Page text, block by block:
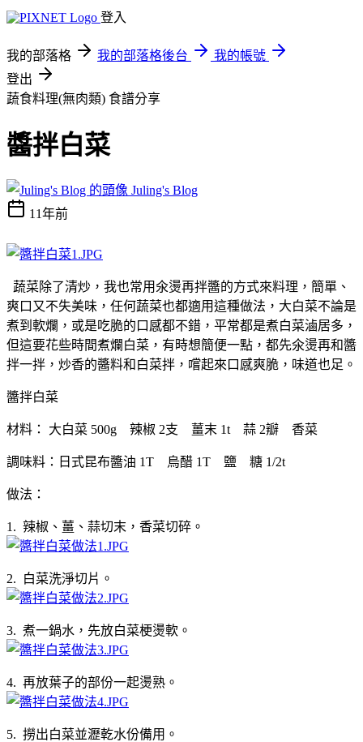
登入
我的部落格 我的部落格後台
我的帳號
登出
蔬食料理(無肉類) 食譜分享
醬拌白菜
Juling's Blog
11年前
蔬菜除了清炒，我也常用氽燙再拌醬的方式來料理，簡單、
爽口又不失美味，任何蔬菜也都適用這種做法，大白菜不論是
煮到軟爛，或是吃脆的口感都不錯，平常都是煮白菜滷居多，
但這要花些時間煮爛白菜，有時想簡便一點，都先氽燙再和醬
拌一拌，炒香的醬料和白菜拌，嚐起來口感爽脆，味道也足。
醬拌白菜
材料： 大白菜 500g 辣椒 2支 薑末 1t 蒜 2瓣 香菜
調味料：日式昆布醬油 1T 烏醋 1T 鹽 糖 1/2t
做法：
1. 辣椒、薑、蒜切末，香菜切碎。
2. 白菜洗淨切片。
3. 煮一鍋水，先放白菜梗燙軟。
4. 再放葉子的部份一起燙熟。
5. 撈出白菜並瀝乾水份備用。